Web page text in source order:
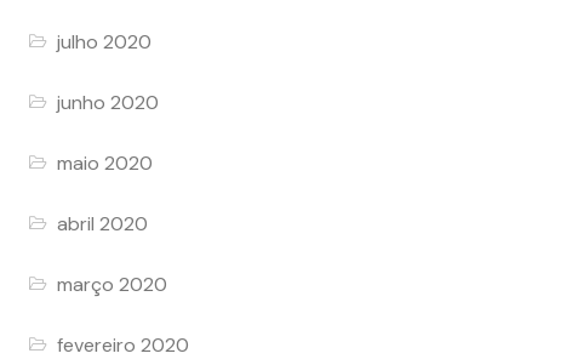
julho 2020
junho 2020
maio 2020
abril 2020
março 2020
fevereiro 2020